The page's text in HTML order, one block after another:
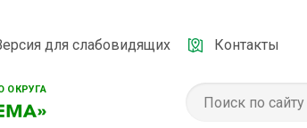
ОКРУГА
для слабовидящих Контакты